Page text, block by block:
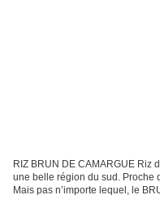
RIZ BRUN DE CAMARGUE Riz
une belle région du sud. Proche
Mais pas n’importe lequel, le